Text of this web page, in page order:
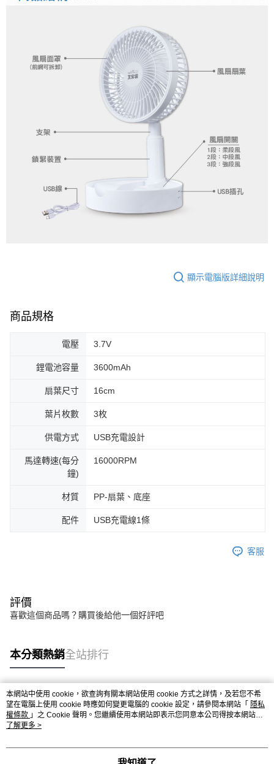
顯示電腦版詳細說明
商品規格
電壓 3.7V
鋰電池容量 3600mAh
扇葉尺寸 16cm
葉片枚數 3枚
供電方式 USB充電設計
馬達轉速(每分
鐘)
16000RPM
材質 PP-扇葉、底座
配件 USB充電線1條
客服
評價
喜歡這個商品嗎？購買後給他一個好評吧
本分類熱銷全站排行
熱門標籤
本網站中使用 cookie，欲查詢有關本網站使用 cookie 方式之詳情，及若您不希
望在電腦上使用 cookie 時應如何變更電腦的 cookie 設定，請參閱本網站「 隱私
權條款 」之 Cookie 聲明。您繼續使用本網站即表示您同意本公司得按本網站使
用條款之 Cookie 聲明使用 cookie。
了解更多 >